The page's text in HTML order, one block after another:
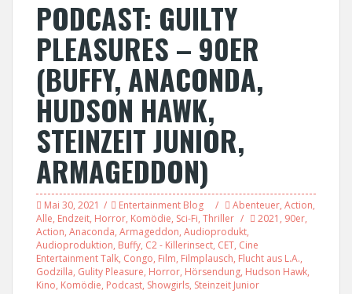
PODCAST: GUILTY
PLEASURES – 90ER
(BUFFY, ANACONDA,
HUDSON HAWK,
STEINZEIT JUNIOR,
ARMAGEDDON)
Mai 30, 2021 Entertainment Blog Abenteuer, Action,
Alle, Endzeit, Horror, Komödie, Sci-Fi, Thriller 2021 , 90er,
Action, Anaconda, Armageddon, Audioprodukt,
Audioproduktion, Buffy, C2 - Killerinsect, CET, Cine
Entertainment Talk, Congo, Film, Filmplausch, Flucht aus L.A.,
Godzilla, Gulity Pleasure, Horror, Hörsendung, Hudson Hawk,
Kino, Komödie, Podcast, Showgirls, Steinzeit Junior